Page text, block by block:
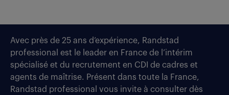
Avec près de 25 ans d’expérience, Randstad
professional est le leader en France de l’intérim
spécialisé et du recrutement en CDI de cadres et
agents de maîtrise. Présent dans toute la France,
Randstad professional vous invite à consulter dès